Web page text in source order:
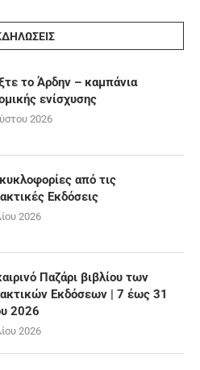
το Άρδην – καμπάνια
ενίσχυσης
2026
από τις
Εκδόσεις
2026
Παζάρι βιβλίου των
Εκδόσεων | 7 έως 31
2026
2026